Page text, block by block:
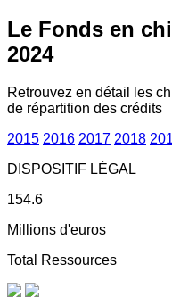
Le Fonds en
2024
Retrouvez en détail les
de répartition des crédits
2015 2016 2017 2018
DISPOSITIF LÉGAL
154.6
Millions d'euros
Total Ressources